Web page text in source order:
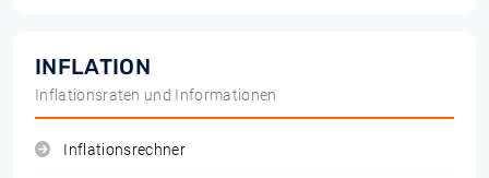
INFLATION
Inflationsraten und Informationen
Inflationsrechner